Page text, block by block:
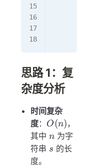
思路 1：复
杂度分析
时间复杂
度： O(n)
O(n)，
其中n
n 为字
符串 s
s 的长
度。